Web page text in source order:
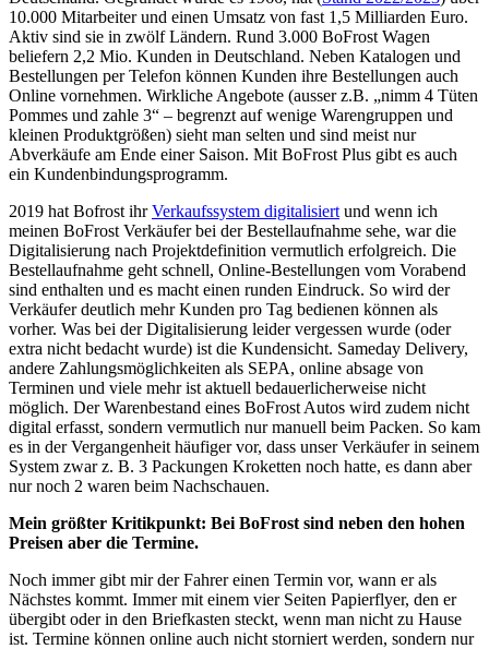
10.000 Mitarbeiter und einen Umsatz von fast 1,5 Milliarden Euro.
Aktiv sind sie in zwölf Ländern. Rund 3.000 BoFrost Wagen
beliefern 2,2 Mio. Kunden in Deutschland. Neben Katalogen und
Bestellungen per Telefon können Kunden ihre Bestellungen auch
Online vornehmen. Wirkliche Angebote (ausser z.B. „nimm 4 Tüten
Pommes und zahle 3“ – begrenzt auf wenige Warengruppen und
kleinen Produktgrößen) sieht man selten und sind meist nur
Abverkäufe am Ende einer Saison. Mit BoFrost Plus gibt es auch
ein Kundenbindungsprogramm.
2019 hat Bofrost ihrVerkaufssystem digitalisiert und wenn ich
meinen BoFrost Verkäufer bei der Bestellaufnahme sehe, war die
Digitalisierung nach Projektdefinition vermutlich erfolgreich. Die
Bestellaufnahme geht schnell, Online-Bestellungen vom Vorabend
sind enthalten und es macht einen runden Eindruck. So wird der
Verkäufer deutlich mehr Kunden pro Tag bedienen können als
vorher. Was bei der Digitalisierung leider vergessen wurde (oder
extra nicht bedacht wurde) ist die Kundensicht. Sameday Delivery,
andere Zahlungsmöglichkeiten als SEPA, online absage von
Terminen und viele mehr ist aktuell bedauerlicherweise nicht
möglich. Der Warenbestand eines BoFrost Autos wird zudem nicht
digital erfasst, sondern vermutlich nur manuell beim Packen. So kam
es in der Vergangenheit häufiger vor, dass unser Verkäufer in seinem
System zwar z. B. 3 Packungen Kroketten noch hatte, es dann aber
nur noch 2 waren beim Nachschauen.
Mein größter Kritikpunkt: Bei BoFrost sind neben den hohen
Preisen aber die Termine.
Noch immer gibt mir der Fahrer einen Termin vor, wann er als
Nächstes kommt. Immer mit einem vier Seiten Papierflyer, den er
übergibt oder in den Briefkasten steckt, wenn man nicht zu Hause
ist. Termine können online auch nicht storniert werden, sondern nur